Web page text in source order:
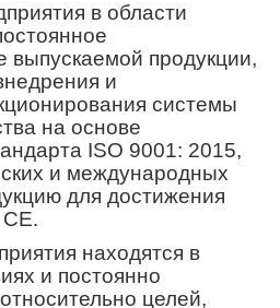
в области
выпускаемой продукции,
и
системы
на основе
ISO 9001: 2015,
и международных
для достижения
СЕ.
находятся в
и постоянно
целей,